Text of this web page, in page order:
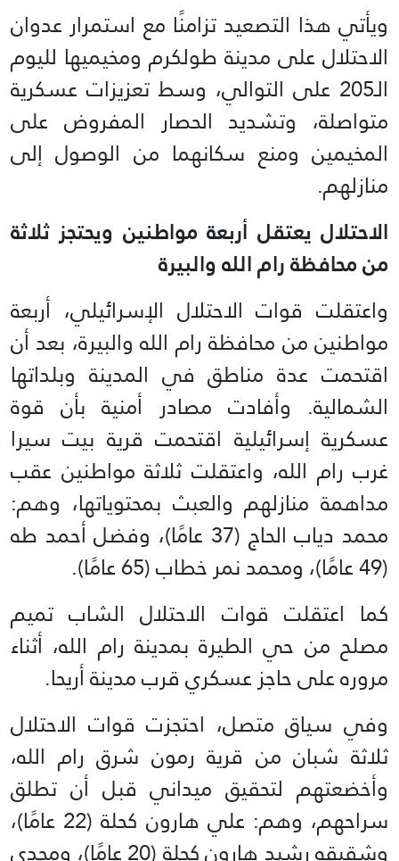
ويأتي هذا التصعيد تزامنًا مع استمرار عدوان
الاحتلال على مدينة طولكرم ومخيميها لليوم
الـ205 على التوالي، وسط تعزيزات عسكرية
متواصلة، وتشديد الحصار المفروض على
المخيمين ومنع سكانهما من الوصول إلى
منازلهم.
الاحتلال يعتقل أربعة مواطنين ويحتجز ثلاثة
من محافظة رام الله والبيرة
واعتقلت قوات الاحتلال الإسرائيلي، أربعة
مواطنين من محافظة رام الله والبيرة، بعد أن
اقتحمت عدة مناطق في المدينة وبلداتها
الشمالية. وأفادت مصادر أمنية بأن قوة
عسكرية إسرائيلية اقتحمت قرية بيت سيرا
غرب رام الله، واعتقلت ثلاثة مواطنين عقب
مداهمة منازلهم والعبث بمحتوياتها، وهم:
محمد دياب الحاج (37 عامًا)، وفضل أحمد طه
(49 عامًا)، ومحمد نمر خطاب (65 عامًا).
كما اعتقلت قوات الاحتلال الشاب تميم
مصلح من حي الطيرة بمدينة رام الله، أثناء
مروره على حاجز عسكري قرب مدينة أريحا.
وفي سياق متصل، احتجزت قوات الاحتلال
ثلاثة شبان من قرية رمون شرق رام الله،
وأخضعتهم لتحقيق ميداني قبل أن تطلق
سراحهم، وهم: علي هارون كحلة (22 عامًا)،
وشقيقه رشيد هارون كحلة (20 عامًا)، ومجدي